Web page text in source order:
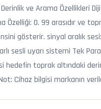
ve Arama Özellikleri
Özelliği: 0. 99 arasıdır ve
gösterir. sinyal aralık
sesli uyarı sistemi Tek
hedefin toprak altındaki
Cihaz bilgisi markanın